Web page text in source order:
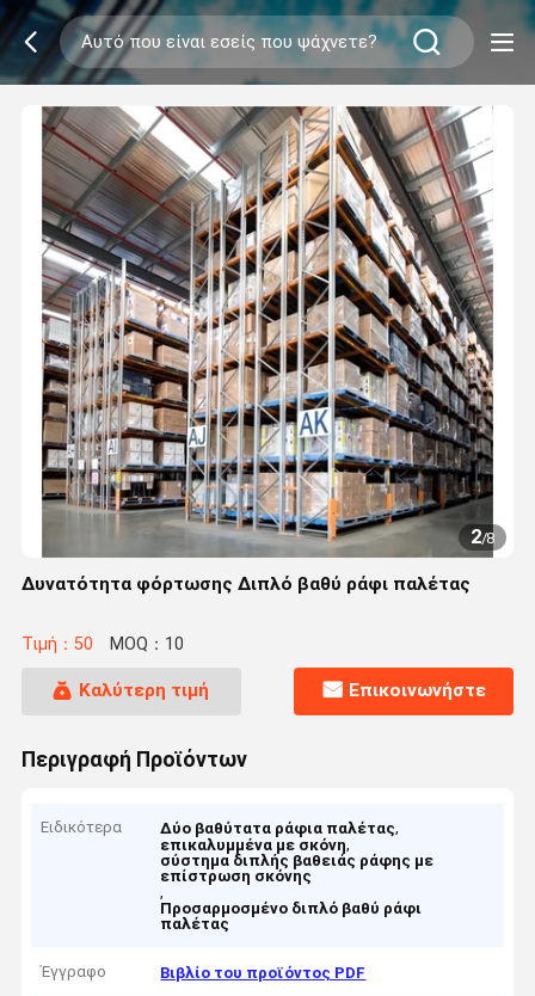
2/8
Δυνατότητα φόρτωσης Διπλό βαθύ ράφι παλέτας
Τιμή：50 MOQ：10
Καλύτερη τιμή Επικοινωνήστε
Περιγραφή Προϊόντων
Ειδικότερα Δύο βαθύτατα ράφια παλέτας,
επικαλυμμένα με σκόνη,
σύστημα διπλής βαθειάς ράφης με
επίστρωση σκόνης
,
Προσαρμοσμένο διπλό βαθύ ράφι
παλέτας
Έγγραφο Βιβλίο του προϊόντος PDF